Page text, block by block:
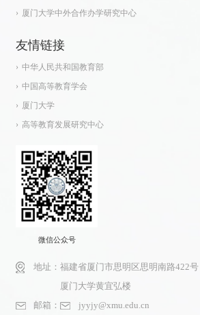
厦门大学中外合作办学研究中心
友情链接
中华人民共和国教育部
中国高等教育学会
厦门大学
高等教育发展研究中心
微信公众号
地址：福建省厦门市思明区思明南路422号
厦门大学黄宜弘楼
邮箱：
jyyjy@xmu.edu.cn